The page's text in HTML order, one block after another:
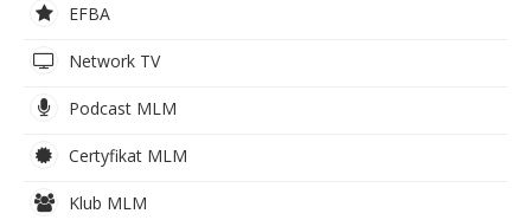
EFBA
Network TV
Podcast MLM
Certyfikat MLM
Klub MLM